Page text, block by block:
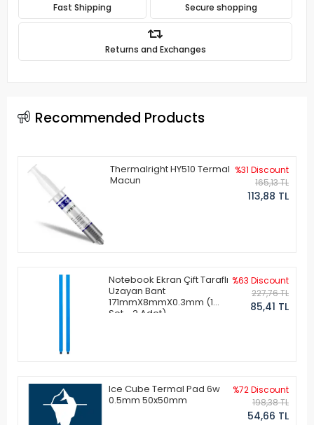
Fast Shipping Secure shopping
Returns and Exchanges
Recommended Products
Thermalright HY510 Termal
Macun
%31 Discount
165,13 TL
113,88 TL
Notebook Ekran Çift Taraflı
Uzayan Bant
171mmX8mmX0.3mm (1
Set - 2 Adet)
%63 Discount
227,76 TL
85,41 TL
Ice Cube Termal Pad 6w
0.5mm 50x50mm
%72 Discount
198,38 TL
54,66 TL